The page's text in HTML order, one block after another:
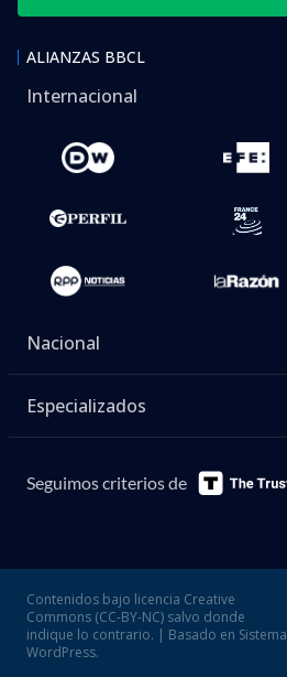
ALIANZAS BBCL
Internacional
Nacional
Especializados
Seguimos criterios de
Contenidos bajo licencia Creative
Commons (CC-BY-NC) salvo donde
indique lo contrario. | Basado en Sistema
WordPress.